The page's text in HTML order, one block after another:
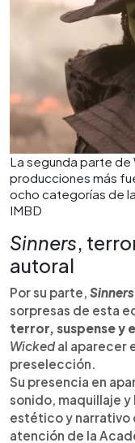
La segunda parte de
producciones más
ocho categorías de
IMBD
Sinners,
autoral
Por su parte, Sinners
sorpresas de esta
terror, suspense y
Wicked al aparecer
preselección.
Su presencia en
sonido, maquillaje
estético y narrativo
atención de la